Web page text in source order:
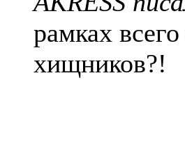
рамках
хищников?!